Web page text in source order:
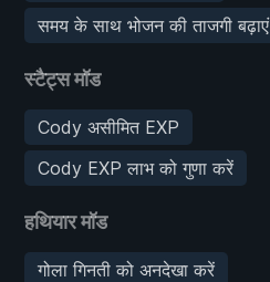
समय के साथ भोजन की ताजगी बढ़ाएं
स्टैट्स मॉड
Cody असीमित EXP
Cody EXP लाभ को गुणा करें
हथियार मॉड
गोला गिनती को अनदेखा करें